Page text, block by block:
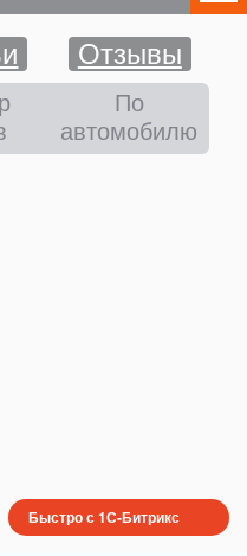
Отзывы
По
автомобилю
Быстро с 1С-Битрикс